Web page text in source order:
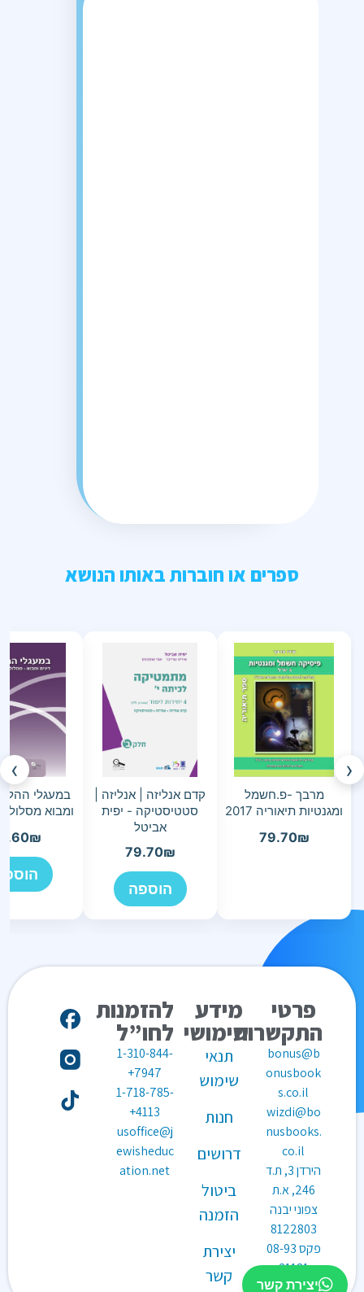
ספרים או חוברות באותו הנושא
‹
מרבך -פ.חשמל
ומגנטיות תיאוריה 2017
79.70₪
קדם אנליזה | אנליזה |
סטטיסטיקה - יפית
אביטל
79.70₪
הוספה
במעגלי
ומבוא מסלול
₪
›
פרטי
התקשרות
bonus@b
onusbook
s.co.il
wizdi@bo
nusbooks.
co.il
הירדן 3, ת.ד
246, א.ת
צפוני יבנה
8122803
פקס08-93
31181
מידע
שימושי
תנאי
שימוש
חנות
דרושים
ביטול
הזמנה
יצירת
קשר
להזמנות
לחו”ל
1-310-844-
7947+
1-718-785-
4113+
usoffice@j
ewisheduc
ation.net
יצירת קשר